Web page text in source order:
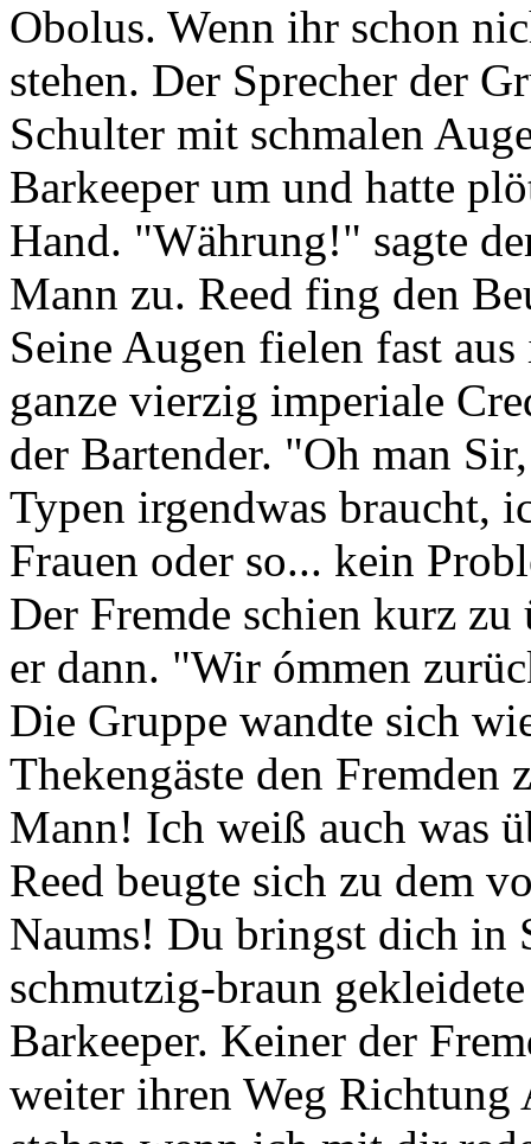
Obolus. Wenn ihr schon
stehen. Der Sprecher der
Schulter mit schmalen
Barkeeper um und hatte
Hand. "Währung!" sagte
Mann zu. Reed fing den
Seine Augen fielen fast
ganze vierzig imperiale
der Bartender. "Oh man
Typen irgendwas braucht,
Frauen oder so... kein
Der Fremde schien kurz
er dann. "Wir ómmen
Die Gruppe wandte sich
Thekengäste den Fremden
Mann! Ich weiß auch was
Reed beugte sich zu dem
Naums! Du bringst dich in
schmutzig-braun
Barkeeper. Keiner der
weiter ihren Weg